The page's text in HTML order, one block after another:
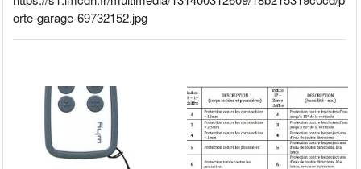
orte-garage-69732152.jpg